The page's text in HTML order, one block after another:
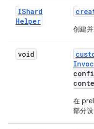
IShard
Helper
创建
void
在
部分设